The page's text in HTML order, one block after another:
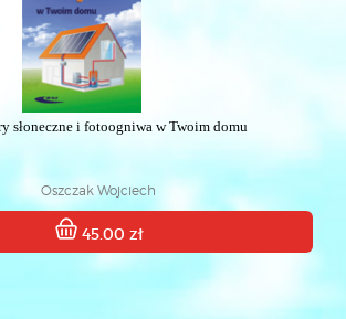
słoneczne i fotoogniwa w Twoim domu
Oszczak Wojciech
45.00 zł